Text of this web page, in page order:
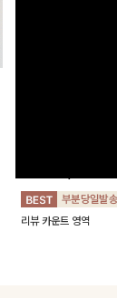
리뷰 카운트 영역